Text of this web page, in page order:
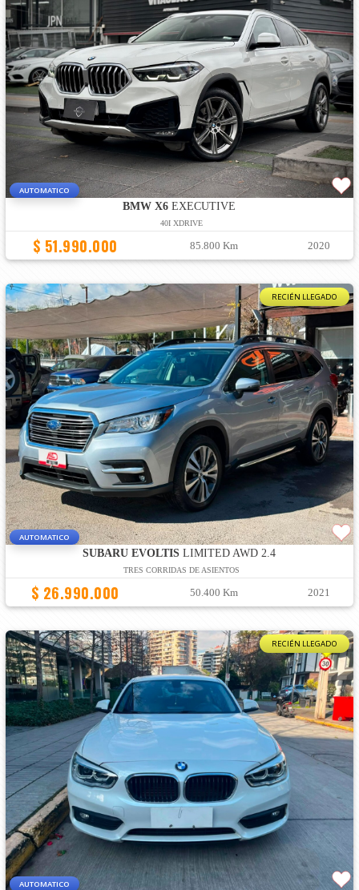
AUTOMATICO
BMW X6 EXECUTIVE
40I XDRIVE
$ 51.990.000 85.800 Km 2020
RECIÉN LLEGADO
AUTOMATICO
SUBARU EVOLTIS LIMITED AWD 2.4
TRES CORRIDAS DE ASIENTOS
$ 26.990.000 50.400 Km 2021
RECIÉN LLEGADO
AUTOMATICO